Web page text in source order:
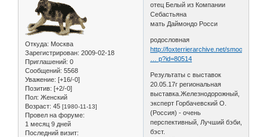
Откуда: Москва
Зарегистрирован: 2009-02-18
Приглашений: 0
Сообщений: 5568
Уважение: [+16/-0]
Позитив: [+2/-0]
Пол: Женский
Возраст: 45 [1980-11-13]
Провел на форуме:
1 месяц 9 дней
Последний визит:
отец Белый из Компании
Себастьяна
мать Даймондо Росси
родословная
http://foxterrierarchive.net/smooth/det
… p?id=80514
Результаты с выставок
20.05.17г региональная
выставка.Железнодорожный,
эксперт Горбачевский О.
(Россия) - очень
перспективный, Лучший бэби,
бэст.